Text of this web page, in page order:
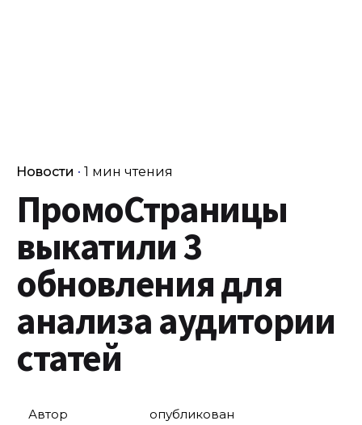
Новости 1 мин чтения
ПромоСтраницы
выкатили 3
обновления для
анализа аудитории
статей
Автор
опубликован